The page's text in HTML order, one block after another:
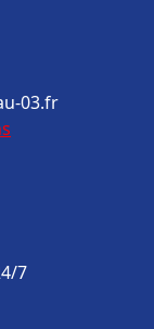
03.fr
7